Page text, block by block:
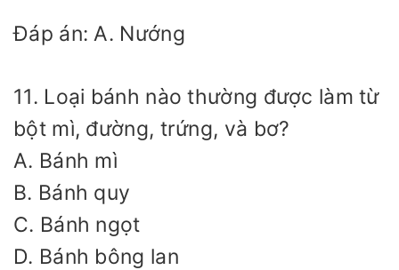
Đáp án: A. Nướng
11. Loại bánh nào thường được làm từ
bột mì, đường, trứng, và bơ?
A. Bánh mì
B. Bánh quy
C. Bánh ngọt
D. Bánh bông lan